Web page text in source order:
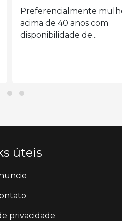
Para mais informações
em contato conosco Siga
úteis
privacidade